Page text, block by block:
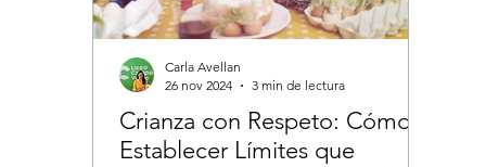
Crianza con Respeto: Cómo
Establecer Límites que
Carla Avellan
26 nov 2024
3 min de lectura